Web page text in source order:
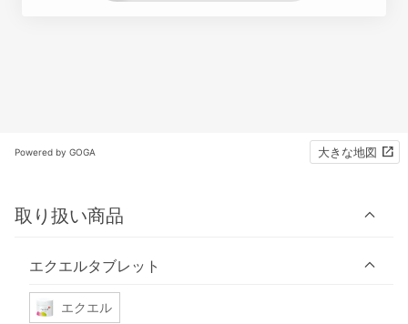
Powered by GOGA 大きな地図
取り扱い商品
エクエルタブレット
エクエル